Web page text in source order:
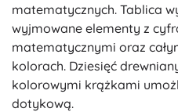
matematycznych. Tablica
wyjmowane elementy z
matematycznymi oraz
kolorach. Dziesięć
kolorowymi krążkami
dotykową.